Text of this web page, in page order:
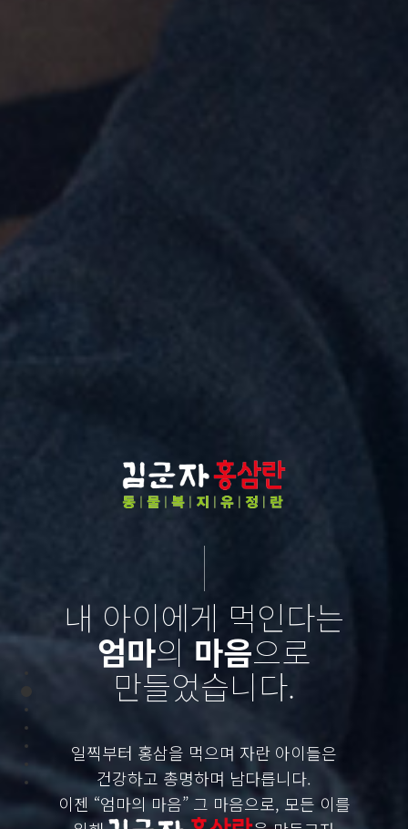
내 아이에게 먹인다는
엄마의 마음으로
만들었습니다.
일찍부터 홍삼을 먹으며 자란 아이들은
건강하고 총명하며 남다릅니다.
이젠 “엄마의 마음” 그 마음으로, 모든 이를
Section 3
Section 4
Section 5
Section 7